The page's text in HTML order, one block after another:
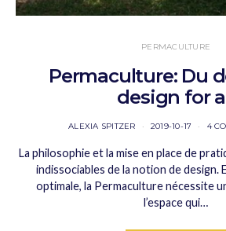
PERMACULTURE
Permaculture: Du
design for
ALEXIA SPITZER 2019-10-17 4
La philosophie et la mise en place de
indissociables de la notion de
optimale, la Permaculture nécessite
l’espace qui…